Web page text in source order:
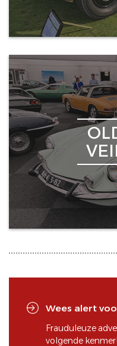
Wees alert
Frauduleuze
volgende